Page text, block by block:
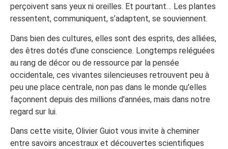
perçoivent sans yeux ni oreilles. Et pourtant… Les plantes
ressentent, communiquent, s’adaptent, se souviennent.
Dans bien des cultures, elles sont des esprits, des alliées,
des êtres dotés d’une conscience. Longtemps reléguées
au rang de décor ou de ressource par la pensée
occidentale, ces vivantes silencieuses retrouvent peu à
peu une place centrale, non pas dans le monde qu'elles
façonnent depuis des millions d'années, mais dans notre
regard sur lui.
Dans cette visite, Olivier Guiot vous invite à cheminer
entre savoirs ancestraux et découvertes scientifiques